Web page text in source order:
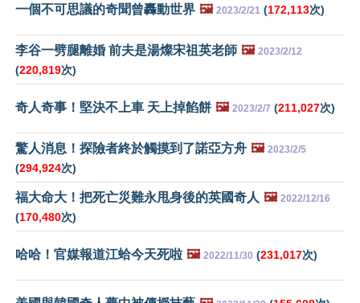
一個不可思議的奇聞曾轟動世界 🖼️ 2023/2/21 (172,113次)
李谷一劈腿離婚 前夫是湯燦宋祖英老師 🖼️ 2023/2/12
(220,819次)
奇人奇事！堅決不上車 天上掉餡餅 🖼️ 2023/2/7 (211,027次)
驚人消息！探險者終於觸摸到了諾亞方舟 🖼️ 2023/2/5
(294,924次)
福大命大！把死亡災難永甩身後的英國奇人 🖼️ 2022/12/16
(170,480次)
哈哈！官媒報道江蛤今天死啦 🖼️ 2022/11/30 (231,017次)